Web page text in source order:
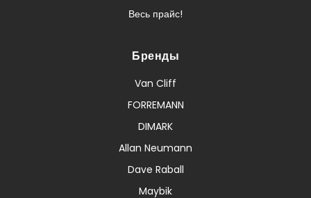
Весь прайс!
Бренды
Van Cliff
FORREMANN
DIMARK
Allan Neumann
Dave Raball
Maybik